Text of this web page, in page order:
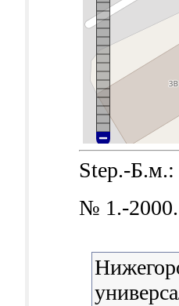
Step.-
№ 1.-2000.